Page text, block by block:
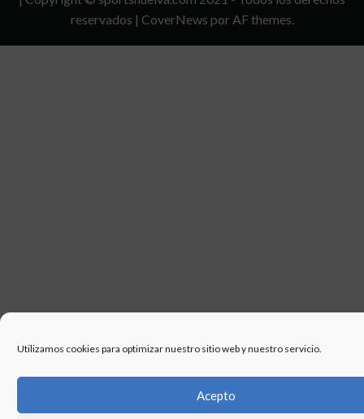
Utilizamos cookies para optimizar nuestro sitio web y nuestro servicio.
Acepto
CONDICIONES
reservados | CoverNews por AF themes.